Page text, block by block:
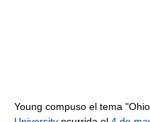
Young compuso el tema